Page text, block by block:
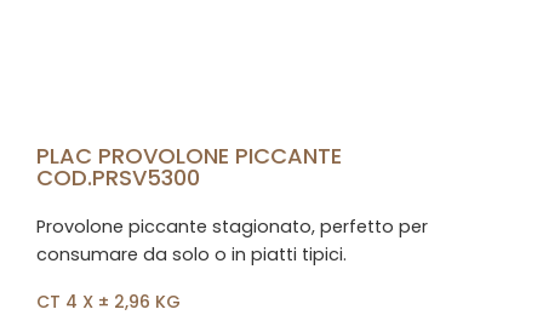
PLAC PROVOLONE PICCANTE
COD.PRSV5300
Provolone piccante stagionato, perfetto per
consumare da solo o in piatti tipici.
CT 4 X ± 2,96 KG